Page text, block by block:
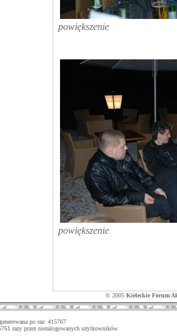
powiększenie
powiększenie
© 2005 Kieleckie Forum
po raz: 415767
razy przez niezalogowanych użytkowników